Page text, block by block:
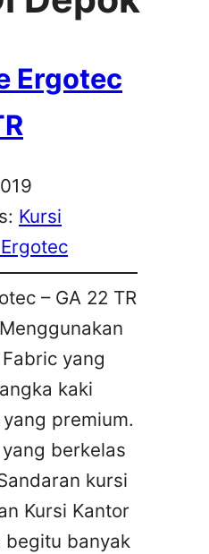
Ergotec
Kursi
– GA 22 TR
yang
kaki
premium.
berkelas
kursi
Kursi Kantor
begitu banyak